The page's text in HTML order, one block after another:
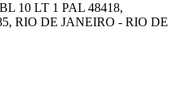
10 LT 1 PAL 48418,
RIO DE JANEIRO - RIO DE